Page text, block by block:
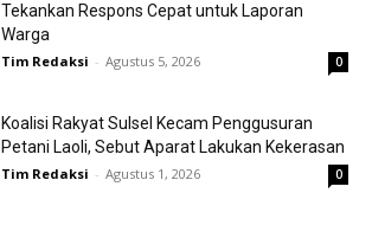
Tekankan Respons Cepat untuk Laporan
Warga
Tim Redaksi - Agustus 5, 2026 0
Koalisi Rakyat Sulsel Kecam Penggusuran
Petani Laoli, Sebut Aparat Lakukan Kekerasan
Tim Redaksi - Agustus 1, 2026 0